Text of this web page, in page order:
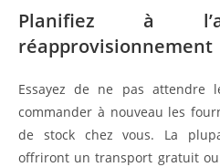
Planifiez à
réapprovisionnement
Essayez de ne pas attendre
commander à nouveau les
de stock chez vous. La
offriront un transport gratuit